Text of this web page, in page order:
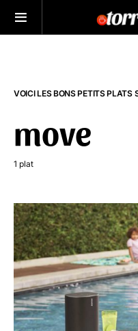
VOICI LES BONS PETITS PLATS
move
1 plat